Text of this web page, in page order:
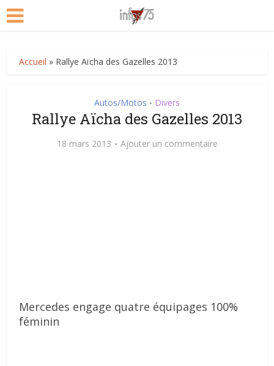
Accueil » Rallye Aïcha des Gazelles 2013
Autos/Motos • Divers
Rallye Aïcha des Gazelles 2013
18 mars 2013 Ajouter un commentaire
Mercedes engage quatre équipages 100%
féminin